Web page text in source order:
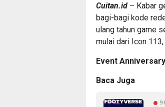
Cuitan.id – Kabar
bagi-bagi kode
ulang tahun game
mulai dari Icon
Event
Baca Juga
9